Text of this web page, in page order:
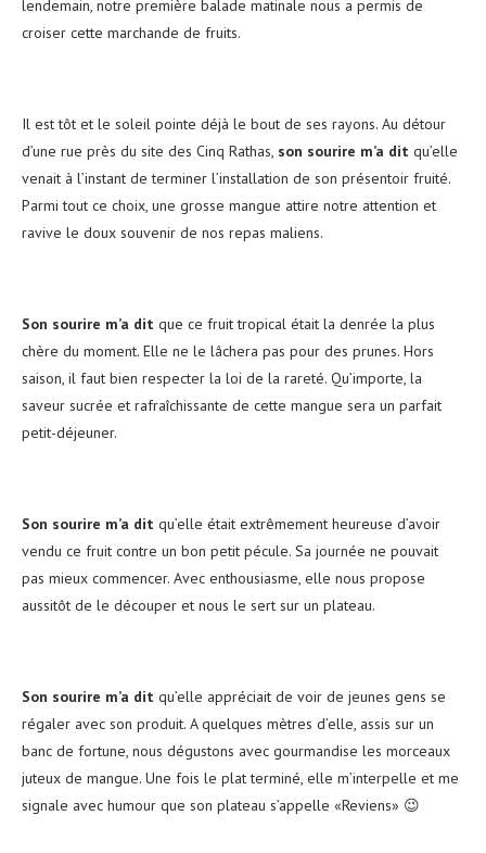
lendemain, notre première balade matinale nous a permis de
croiser cette marchande de fruits.
Il est tôt et le soleil pointe déjà le bout de ses rayons. Au détour
d’une rue près du site des Cinq Rathas, son sourire m’a dit qu’elle
venait à l’instant de terminer l’installation de son présentoir fruité.
Parmi tout ce choix, une grosse mangue attire notre attention et
ravive le doux souvenir de nos repas maliens.
Son sourire m’a dit que ce fruit tropical était la denrée la plus
chère du moment. Elle ne le lâchera pas pour des prunes. Hors
saison, il faut bien respecter la loi de la rareté. Qu’importe, la
saveur sucrée et rafraîchissante de cette mangue sera un parfait
petit-déjeuner.
Son sourire m’a dit qu’elle était extrêmement heureuse d’avoir
vendu ce fruit contre un bon petit pécule. Sa journée ne pouvait
pas mieux commencer. Avec enthousiasme, elle nous propose
aussitôt de le découper et nous le sert sur un plateau.
Son sourire m’a dit qu’elle appréciait de voir de jeunes gens se
régaler avec son produit. A quelques mètres d’elle, assis sur un
banc de fortune, nous dégustons avec gourmandise les morceaux
juteux de mangue. Une fois le plat terminé, elle m’interpelle et me
signale avec humour que son plateau s’appelle «Reviens» 😉